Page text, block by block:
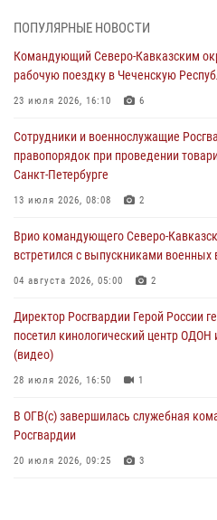
в честь юбилея ведомства
08 августа 2026, 09:03
медицины с учетом опыта СВО
08 августа 2026, 09:00 2
Военнослужащие Софринской
дорогой к Победе в СВО» (видео)
08 августа 2026, 07:00
настольному теннису ко Дню
ПОПУЛЯРНЫЕ НОВОСТИ
Командующий Северо-Кавказским
рабочую поездку в Чеченскую
23 июля 2026, 16:10 6
Сотрудники и военнослужащие
правопорядок при проведении
Санкт-Петербурге
13 июля 2026, 08:08 2
Врио командующего Северо-
встретился с выпускниками военных
04 августа 2026, 05:00 2
Директор Росгвардии Герой России
посетил кинологический центр
(видео)
28 июля 2026, 16:50 1
В ОГВ(с) завершилась служебная
Росгвардии
20 июля 2026, 09:25 3